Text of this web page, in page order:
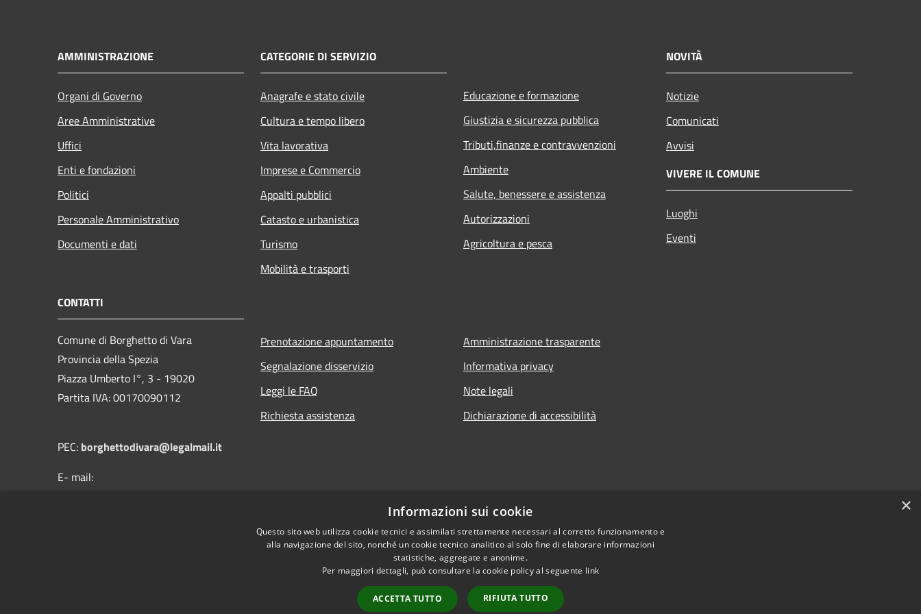
AMMINISTRAZIONE
Organi di Governo
Aree Amministrative
Uffici
Enti e fondazioni
Politici
Personale Amministrativo
Documenti e dati
CATEGORIE DI SERVIZIO
Anagrafe e stato civile
Cultura e tempo libero
Vita lavorativa
Imprese e Commercio
Appalti pubblici
Catasto e urbanistica
Turismo
Mobilità e trasporti
Educazione e formazione
Giustizia e sicurezza pubblica
Tributi,finanze e contravvenzioni
Ambiente
Salute, benessere e assistenza
Autorizzazioni
Agricoltura e pesca
NOVITÀ
Notizie
Comunicati
Avvisi
VIVERE IL COMUNE
Luoghi
Eventi
CONTATTI
Comune di Borghetto di Vara
Provincia della Spezia
Piazza Umberto I°, 3 - 19020
Partita IVA: 00170090112
PEC: borghettodivara@legalmail.it
E- mail:
Prenotazione appuntamento
Segnalazione disservizio
Leggi le FAQ
Richiesta assistenza
Amministrazione trasparente
Informativa privacy
Note legali
Dichiarazione di accessibilità
Copyright © 2026 • Comune di Borghetto di Vara • Powered by
×
Informazioni sui cookie
Questo sito web utilizza cookie tecnici e assimilati strettamente necessari al corretto funzionamento e
alla navigazione del sito, nonché un cookie tecnico analitico al solo fine di elaborare informazioni
statistiche, aggregate e anonime.
Per maggiori dettagli, può consultare la cookie policy al seguente link
ACCETTA TUTTO RIFIUTA TUTTO